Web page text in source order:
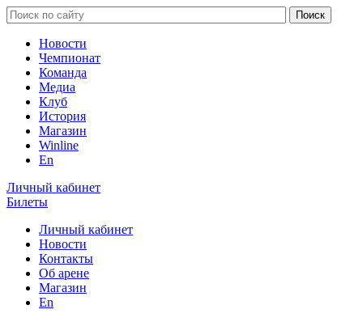
Новости
Чемпионат
Команда
Медиа
Клуб
История
Магазин
Winline
En
Личный кабинет
Билеты
Личный кабинет
Новости
Контакты
Об арене
Магазин
En